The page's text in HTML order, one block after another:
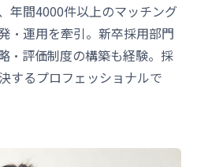
年間4000件以上のマッチング
・運用を牽引。新卒採用部門
・評価制度の構築も経験。採
するプロフェッショナルで